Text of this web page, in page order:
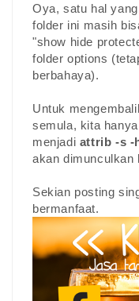
Oya, satu hal
folder ini masih
"show hide
folder options
berbahaya).
Untuk
semula, kita
menjadi attrib -s -
akan dimunculkan
Sekian posting
bermanfaat.